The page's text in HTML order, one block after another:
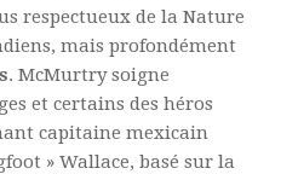
respectueux de la Nature
mais profondément
. McMurtry soigne
et certains des héros
capitaine mexicain
» Wallace, basé sur la